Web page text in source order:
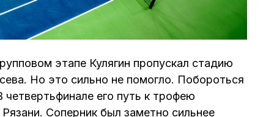
этапе Кулягин пропускал стадию
Но это сильно не помогло. Побороться
его путь к трофею
Соперник был заметно сильнее